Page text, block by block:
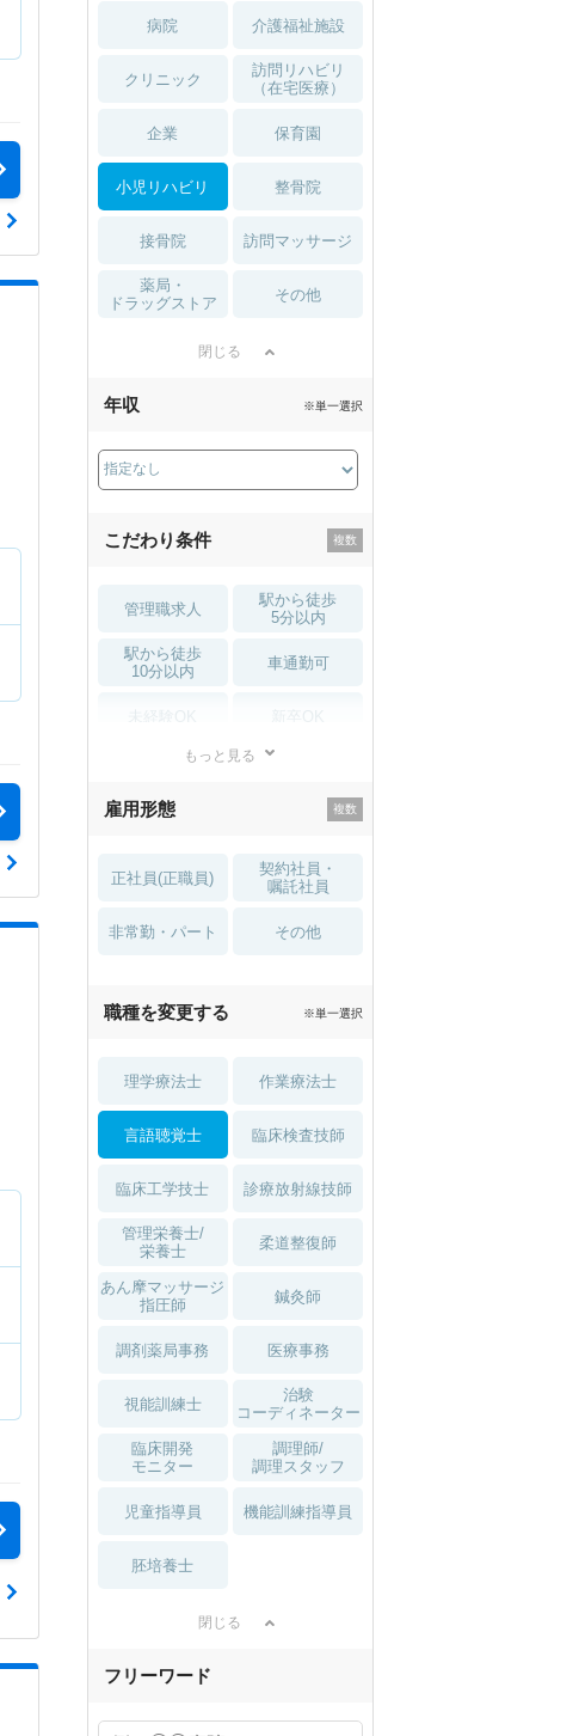
病院 介護福祉施設
クリニック
訪問リハビリ
（在宅医療）
企業 保育園
小児リハビリ 整骨院
接骨院 訪問マッサージ
薬局・
ドラッグストア
その他
閉じる
年収 ※単一選択
こだわり条件
管理職求人
駅から徒歩
5分以内
駅から徒歩
10分以内
車通勤可
住宅手当・補助
土日祝休 無資格 OK
積極採用中 WEB面接OK
もっと見る
雇用形態
正社員(正職員)
契約社員・
嘱託社員
非常勤・パート その他
職種を変更する ※単一選択
理学療法士 作業療法士
言語聴覚士 臨床検査技師
臨床工学技士 診療放射線技師
管理栄養士/
栄養士
柔道整復師
あん摩マッサージ
指圧師
鍼灸師
調剤薬局事務 医療事務
視能訓練士
治験
コーディネーター
臨床開発
モニター
調理師/
調理スタッフ
児童指導員 機能訓練指導員
胚培養士
閉じる
フリーワード